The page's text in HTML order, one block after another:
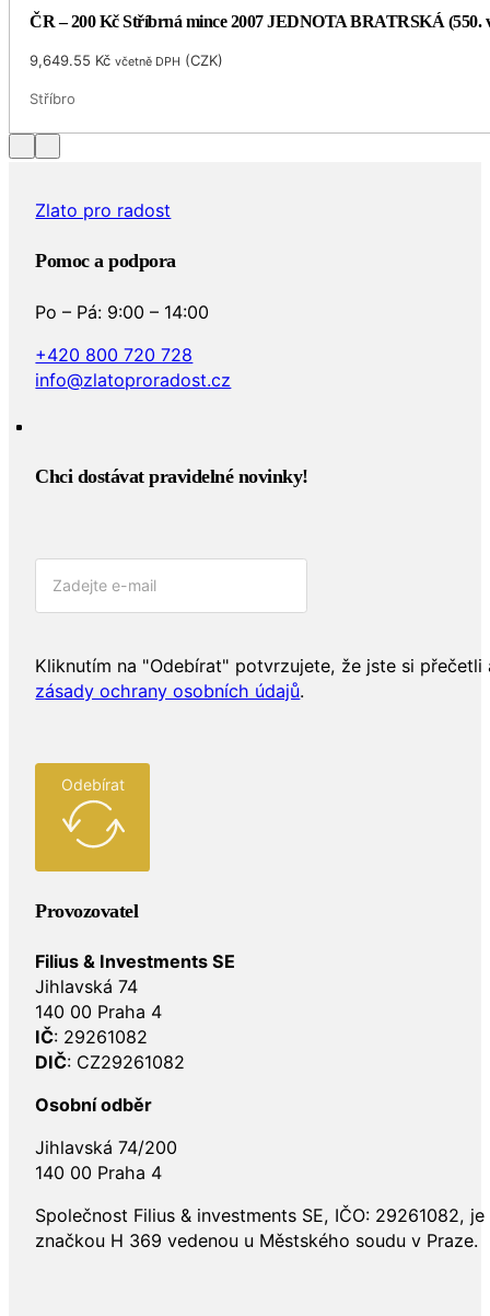
ČR – 200 Kč Stříbrná mince 2007 JEDNOTA BRATRSKÁ (550.
9,649.55 Kč včetně DPH (CZK)
Stříbro
Zlato pro radost
Pomoc a podpora
Po – Pá: 9:00 – 14:00
+420 800 720 728
info@zlatoproradost.cz
Chci dostávat pravidelné novinky!​
Kliknutím na "Odebírat" potvrzujete, že jste si přečetli
zásady ochrany osobních údajů.
Odebírat
Provozovatel
Filius & Investments SE
Jihlavská 74
140 00 Praha 4
IČ: 29261082
DIČ: CZ29261082
Osobní odběr
Jihlavská 74/200
140 00 Praha 4
Společnost Filius & investments SE, IČO: 29261082,
značkou H 369 vedenou u Městského soudu v Praze.